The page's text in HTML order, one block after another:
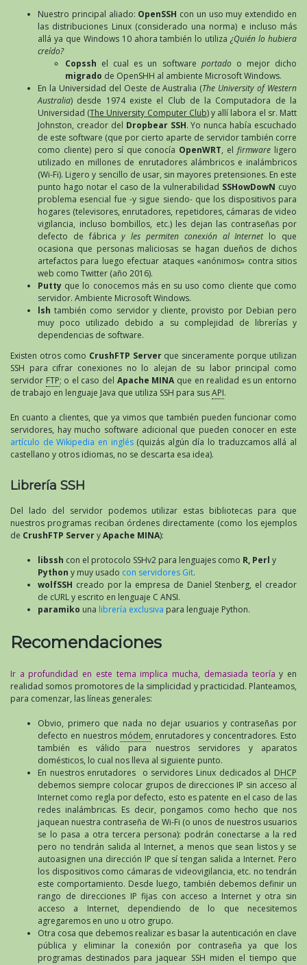
Nuestro principal aliado: OpenSSH con un uso muy extendido en
las distribuciones Linux (considerado una norma) e incluso más
allá ya que Windows 10 ahora también lo utiliza¿Quién lo hubiera
creído?
Copssh el cual es un software portadoo mejor dicho
migrado de OpenSHH al ambiente Microsoft Windows.
En la Universidad del Oeste de Australia (The University of Western
Australia) desde 1974 existe el Club de la Computadora de la
Universidad (The University Computer Club) y allí labora el sr. Matt
Johnston, creador del Dropbear SSH. Yo nunca había escuchado
de este software (que por cierto aparte de servidor también corre
como cliente) pero sí que conocía OpenWRT, elfirmware ligero
utilizado en millones de enrutadores alámbricos e inalámbricos
(Wi-Fi). Ligero y sencillo de usar, sin mayores pretensiones. En este
punto hago notar el caso de la vulnerabilidad SSHowDowN cuyo
problema esencial fue -y sigue siendo- que los dispositivos para
hogares (televisores, enrutadores, repetidores, cámaras de video
vigilancia, incluso bombillos, etc.) les dejan las contraseñas por
defecto de fábricay les permiten conexión al Internetlo que
ocasiona que personas maliciosas se hagan dueños de dichos
artefactos para luego efectuar ataques «anónimos» contra sitios
web como Twitter (año 2016).
Putty que lo conocemos más en su uso como cliente que como
servidor. Ambiente Microsoft Windows.
lsh también como servidor y cliente, provisto por Debian pero
muy poco utilizado debido a su complejidad de librerías y
dependencias de software.
Existen otros como CrushFTP Serverque sinceramente porque utilizan
SSH para cifrar conexiones no lo alejan de su labor principal como
servidor FTP; o el caso del Apache MINA que en realidad es un entorno
de trabajo en lenguaje Java que utiliza SSH para susAPI.
En cuanto a clientes, que ya vimos que también pueden funcionar como
servidores, hay mucho software adicional que pueden conocer en este
artículo de Wikipedia en inglés(quizás algún día lo traduzcamos allá al
castellano y otros idiomas, no se descarta esa idea).
Librería SSH
Del lado del servidor podemos utilizar estas bibliotecas para que
nuestros programas reciban órdenes directamente (como los ejemplos
de CrushFTP ServeryApache MINA):
libssh con el protocolo SSHv2 para lenguajes como R, Perl y
Python y muy usado con servidores Git.
wolfSSH creado por la empresa de Daniel Stenberg, el creador
de cURL y escrito en lenguaje C ANSI.
paramiko una librería exclusiva para lenguaje Python.
Recomendaciones
Ir a profundidad en este tema implica mucha, demasiada teoría y en
realidad somos promotores de la simplicidad y practicidad. Planteamos,
para comenzar, las líneas generales:
Obvio, primero que nada no dejar usuarios y contraseñas por
defecto en nuestros módem, enrutadores y concentradores. Esto
también es válido para nuestros servidores y aparatos
domésticos, lo cual nos lleva al siguiente punto.
En nuestros enrutadores o servidores Linux dedicados al DHCP
debemos siempre colocar grupos de direcciones IP sin acceso al
Internet como regla por defecto, esto es patente en el caso de las
redes inalámbricas. Es decir, pongamos como hecho que nos
jaquean nuestra contraseña de Wi-Fi (o unos de nuestros usuarios
se lo pasa a otra tercera persona): podrán conectarse a la red
pero no tendrán salida al Internet, a menos que sean listos y se
autoasignen una dirección IP que sí tengan salida a Internet. Pero
los dispositivos como cámaras de videovigilancia, etc. no tendrán
este comportamiento. Desde luego, también debemos definir un
rango de direcciones IP fijas con acceso a Internet y otra sin
acceso a Internet, dependiendo de lo que necesitemos
agregaremos en uno u otro grupo.
Otra cosa que debemos realizar es basar la autenticación en clave
pública y eliminar la conexión por contraseña ya que los
programas destinados para jaquear SSH miden el tiempo que